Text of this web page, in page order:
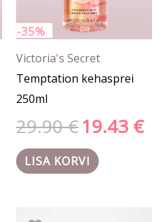
-35%
Victoria's Secret
Temptation kehasprei
250ml
29.90€19.43 €
LISA KORVI